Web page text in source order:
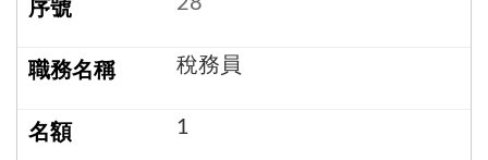
稅務員
1